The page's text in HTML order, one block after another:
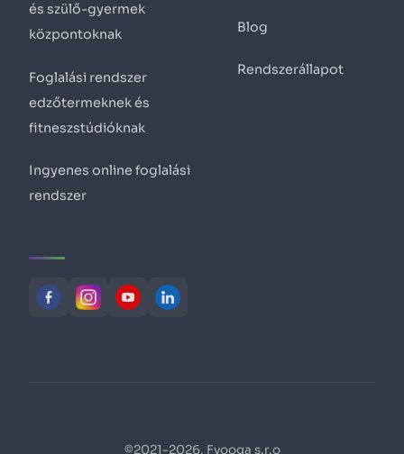
és szülő-gyermek
központoknak
Foglalási rendszer
edzőtermeknek és
fitneszstúdióknak
Ingyenes online foglalási
rendszer
Blog
Rendszerállapot
©2021-2026, Fyooga s.r.o